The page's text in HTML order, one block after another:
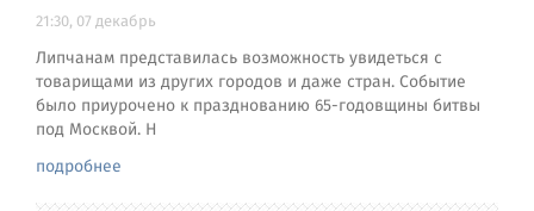
21:30, 07 декабрь
Липчанам представилась возможность увидеться с
товарищами из других городов и даже стран. Событие
было приурочено к празднованию 65-годовщины битвы
под Москвой. Н
подробнее